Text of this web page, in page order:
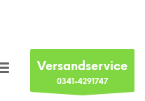
Versandservice
0341-4291747